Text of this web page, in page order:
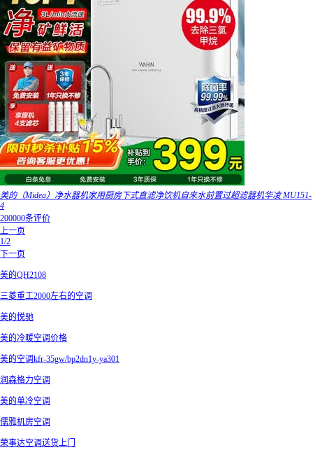
美的（Midea）净水器机家用厨房下式直滤净饮机自来水前置过超滤器机华凌 MU151-
4
200000条评价
上一页
1/2
下一页
美的QH2108
三菱重工2000左右的空调
美的悦驰
美的冷暖空调价格
美的空调kfr-35gw/bp2dn1y-ya301
润森格力空调
美的单冷空调
儒雅机房空调
荣事达空调送货上门